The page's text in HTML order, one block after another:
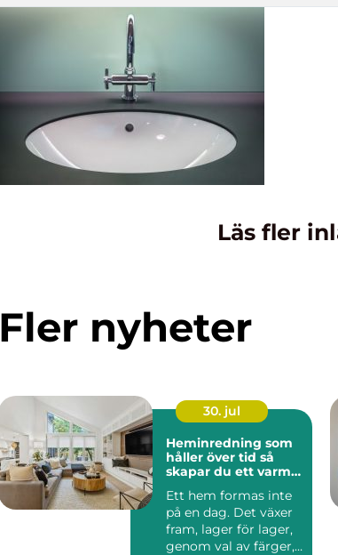
Läs fler
Fler nyheter
30. jul
Heminredning som
håller över tid så
skapar du ett varmt
Ett hem formas inte
på en dag. Det växer
fram, lager för lager,
genom val av färger,